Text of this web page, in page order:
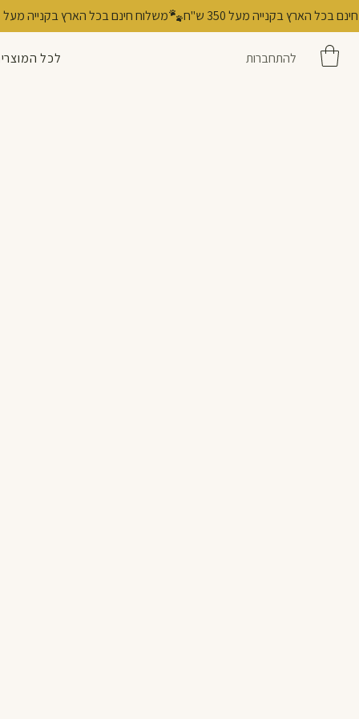
לכל להתחברות